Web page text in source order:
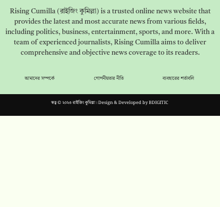
Rising Cumilla (রাইজিং কুমিল্লা) is a trusted online news website that
provides the latest and most accurate news from various fields,
including politics, business, entertainment, sports, and more. With a
team of experienced journalists, Rising Cumilla aims to deliver
comprehensive and objective news coverage to its readers.
আমাদের সম্পর্কে গোপনীয়তার নীতি ব্যবহারের শর্তাবলি
স্বত্ব © ২০২৩ রাইজিং কুমিল্লা। Design & Developed byBDIGITIC